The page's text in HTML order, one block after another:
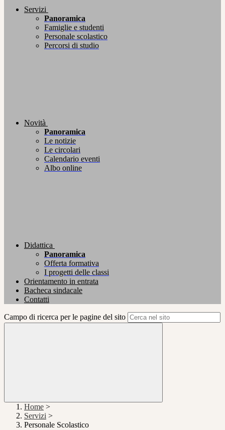
Servizi
Panoramica
Famiglie e studenti
Personale scolastico
Percorsi di studio
Novità
Panoramica
Le notizie
Le circolari
Calendario eventi
Albo online
Didattica
Panoramica
Offerta formativa
I progetti delle classi
Orientamento in entrata
Bacheca sindacale
Contatti
Campo di ricerca per le pagine del sito
Home >
Servizi >
Personale Scolastico